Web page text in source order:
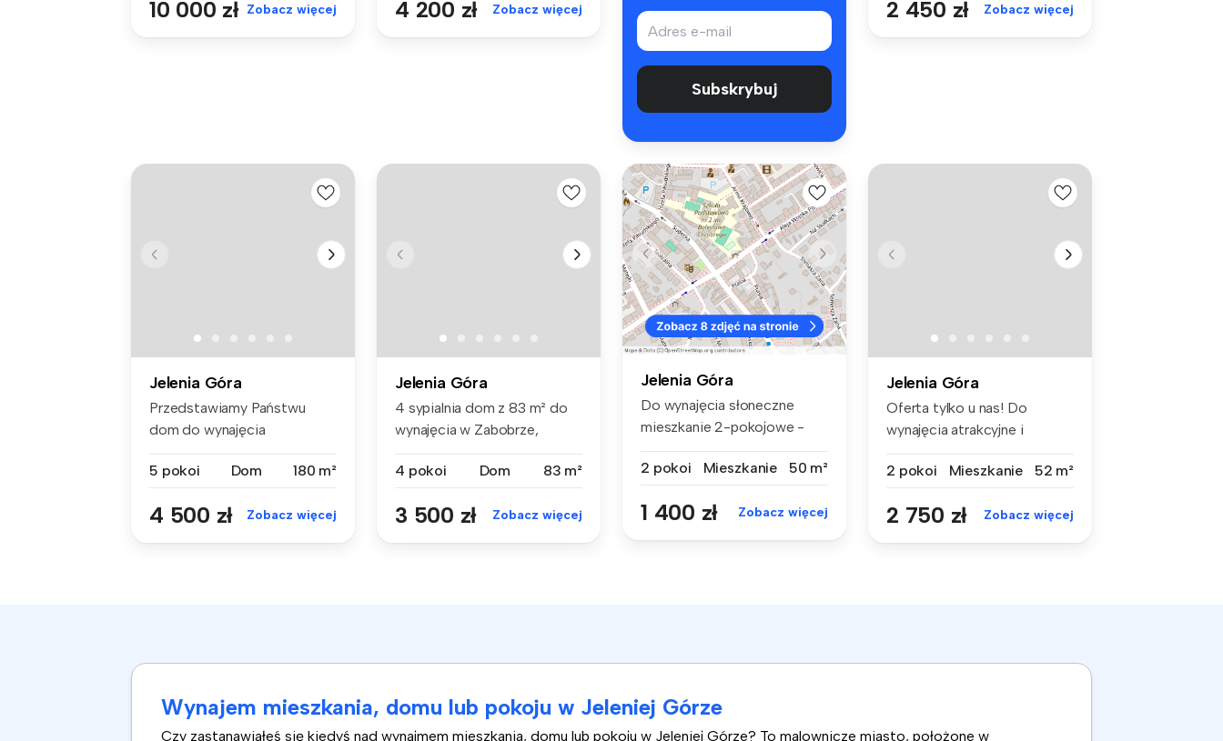
10 000 zł Zobacz więcej 4 200 zł Zobacz więcej
Subskrybuj
2 450 zł Zobacz więcej
Jelenia Góra
Przedstawiamy Państwu
dom do wynajęcia
5 pokoi
Dom 180 m²
4 500 zł Zobacz więcej
Jelenia Góra
4 sypialnia dom z 83 m² do
wynajęcia w Zabobrze,
4 pokoi
Dom 83 m²
3 500 zł Zobacz więcej
Jelenia Góra
Do wynajęcia słoneczne
mieszkanie 2-pokojowe -
2 pokoi
Mieszkanie 50 m²
1 400 zł Zobacz więcej
Jelenia Góra
Oferta tylko u nas! Do
wynajęcia atrakcyjne i
2 pokoi
Mieszkanie 52 m²
2 750 zł Zobacz więcej
Wynajem mieszkania, domu lub pokoju w Jeleniej Górze
Czy zastanawiałeś się kiedyś nad wynajmem mieszkania, domu lub pokoju w Jeleniej Górze? To malownicze miasto, położone w